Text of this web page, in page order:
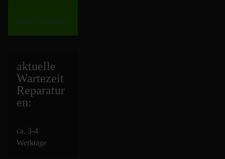
nach Absprache
aktuelle
Wartezeit
Reparatur
en:
ca. 3-4
Werktage